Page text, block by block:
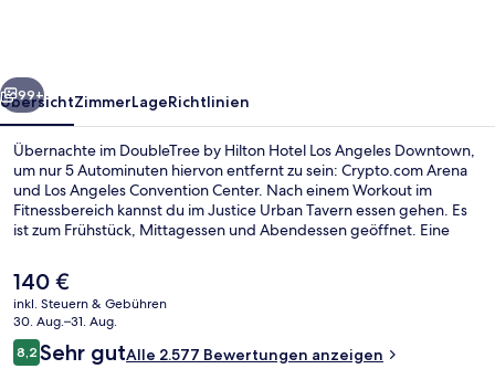
Downtown
Weiter
99+
ÜbersichtZimmerLageRichtlinien
Übernachte im DoubleTree by Hilton Hotel Los Angeles Downtown,
um nur 5 Autominuten hiervon entfernt zu sein: Crypto.com Arena
und Los Angeles Convention Center. Nach einem Workout im
Fitnessbereich kannst du im Justice Urban Tavern essen gehen. Es
ist zum Frühstück, Mittagessen und Abendessen geöffnet. Eine
Anderen Reisenden gefallen die bequemen Betten und das
hilfsbereite Personal sehr gut. Die öffentlichen Verkehrsmittel sind
nur einen kurzen Fußmarsch entfernt: Zur Station Historic Broadway
sind es 5 Minuten und zur Little Tokyo/Arts District Station 7
Minuten.
Der
aktuelle
Preis
beträgt
140 €.
140 €
inkl. Steuern & Gebühren
30. Aug.–31. Aug.
Bewertungen
8,28,2 von 10.
Sehr gutAlle 2.577 Bewertungen anzeigen